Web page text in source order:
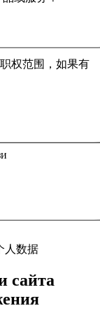
权范围，如果有
人数据
сайта